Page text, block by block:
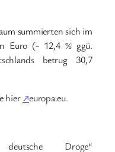
summierten sich im
Euro (- 12,4 % ggü.
betrug 30,7
hier↗europa.eu.
Droge“